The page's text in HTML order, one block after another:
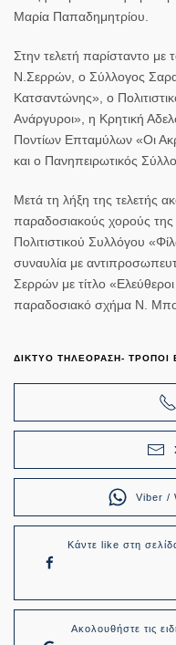
Μαρία Παπαδημητρίου.
Στην τελετή παρίσταντο με
Ν.Σερρών, ο Σύλλογος
Κατσαντώνης», ο
Ανάργυροι», η Κρητική
Ποντίων Επταμύλων «Οι
και ο Πανηπειρωτικός
Μετά τη λήξη της τελετής
παραδοσιακούς χορούς
Πολιτιστικού Συλλόγου
συναυλία με
Σερρών με τίτλο
παραδοσιακό σχήμα Ν.
ΔΙΚΤΥΟ ΤΗΛΕΟΡΑΣΗ- ΤΡΟΠΟΙ
Viber /
Κάντε like στη
Ακολουθήστε τις